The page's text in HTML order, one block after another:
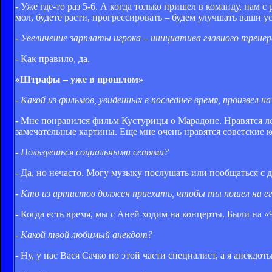
- Уже где-то раз 5-6. А когда только пришел в команду, нам
мол, будете расти, прогрессировать – будем улучшать ваши
- Увеличение зарплаты игрока – инициатива главного
- Как правило, да.
«Штрафы – уже в прошлом»
- Какой из фильмов, увиденных в последнее время, произвел
- Мне понравился фильм Кустурицы о Марадоне. Нравятся
замечательные картины. Еще мне очень нравятся
- Пользуешься социальными сетями?
- Да, но нечасто. Могу музыку послушать или пообщаться с
- Кто из артистов должен приехать, чтобы ты пошел на
- Когда есть время, мы с Аней ходим на концерты. Были на
- Какой твой любимый анекдот?
- Ну, у нас Вася Сачко по этой части специалист, а я